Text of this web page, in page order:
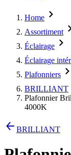
Home
Assortiment
Éclairage
Éclairage
Plafonniers
BRILLIANT
Plafonnier
4000K
BRILLIANT